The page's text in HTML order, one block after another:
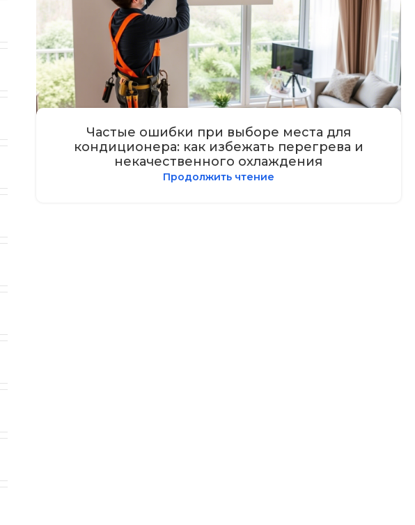
Частые ошибки при выборе места для
кондиционера: как избежать перегрева и
некачественного охлаждения
Продолжить чтение